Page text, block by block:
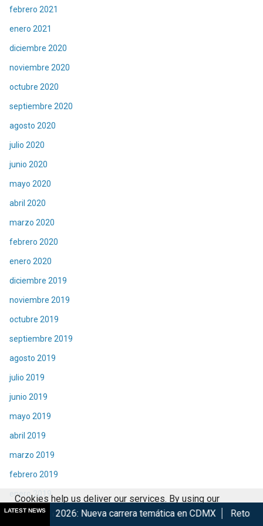
febrero 2021
enero 2021
diciembre 2020
noviembre 2020
octubre 2020
septiembre 2020
agosto 2020
julio 2020
junio 2020
mayo 2020
abril 2020
marzo 2020
febrero 2020
enero 2020
diciembre 2019
noviembre 2019
octubre 2019
septiembre 2019
agosto 2019
julio 2019
junio 2019
mayo 2019
abril 2019
marzo 2019
febrero 2019
enero 2019
diciembre 2018
LATEST NEWS
Nueva carrera temática en CDMX Retorna The
Cookies help us deliver our services. By using our
services, you agree to our use of cookies.
Got it